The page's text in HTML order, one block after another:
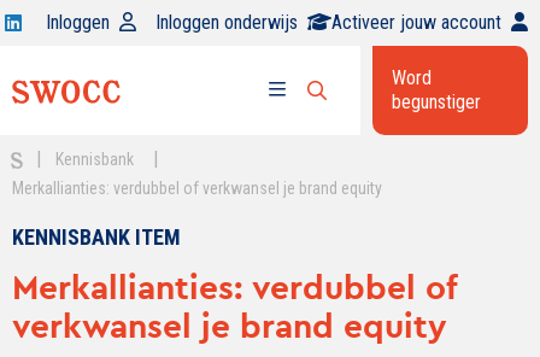
Open
op
Inloggen Inloggen onderwijs Activeer jouw account
Open
zoekbalk
Word
begunstiger
Kennisbank
Merkallianties: verdubbel of verkwansel je brand equity
KENNISBANK ITEM
Merkallianties: verdubbel of
verkwansel je brand equity